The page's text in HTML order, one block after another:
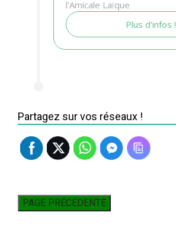
l'Amicale Laïque
Plus d'infos !
Partagez sur vos réseaux !